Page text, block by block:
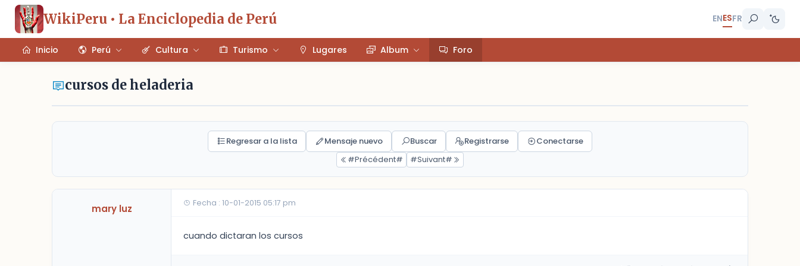
WikiPeru • La Enciclopedia de Perú ENESFR
Inicio Perú Cultura Turismo Lugares Album Foro
cursos de heladeria
Regresar a la lista Mensaje nuevo Buscar Registrarse
Conectarse
#Précédent#
#Suivant#
mary luz Fecha : 10-01-2015 05:17 pm
cuando dictaran los cursos